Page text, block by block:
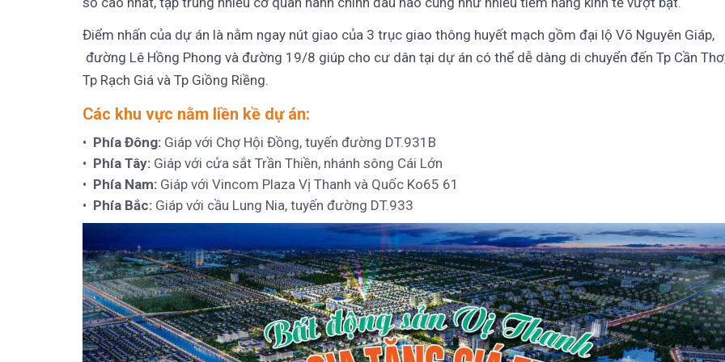
Điểm nhấn của dự án là nằm ngay nút giao của 3 trục giao thông huyết mạch gồm đại lộ Võ Nguyên Giáp,
đường Lê Hồng Phong và đường 19/8 giúp cho cư dân tại dự án có thể dễ dàng di chuyển đến Tp Cần
Tp Rạch Giá và Tp Giồng Riềng.
Các khu vực nằm liền kề dự án:
Phía Đông: Giáp với Chợ Hội Đồng, tuyến đường DT.931B
Phía Tây: Giáp với cửa sắt Trần Thiền, nhánh sông Cái Lớn
Phía Nam: Giáp với Vincom Plaza Vị Thanh và Quốc Ko65 61
Phía Bắc: Giáp với cầu Lung Nia, tuyến đường DT.933